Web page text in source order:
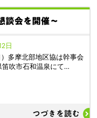
談会を開催～
日
多摩北部地区協は幹事会
笛吹市石和温泉にて…
つづきを読む